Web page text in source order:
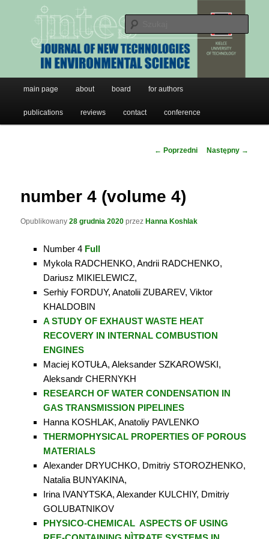
Przeskocz
Journal of New Technologies in
Environmental Science
JNTES
main page about board for authors
publications reviews contact conference
Nawigacja
← Poprzedni Następny →
number 4 (volume 4)
Opublikowany28 grudnia 2020 przez Hanna Koshlak
Number 4 Full
Mykola RADCHENKO, Andrii RADCHENKO,
Dariusz MIKIELEWICZ,
Serhiy FORDUY, Anatolii ZUBAREV, Viktor
KHALDOBIN
A STUDY OF EXHAUST WASTE HEAT
RECOVERY IN INTERNAL COMBUSTION
ENGINES
Maciej KOTUŁA, Aleksander SZKAROWSKI,
Aleksandr CHERNYKH
RESEARCH OF WATER CONDENSATION IN
GAS TRANSMISSION PIPELINES
Hanna KOSHLAK, Anatoliy PAVLENKO
THERMOPHYSICAL PROPERTIES OF POROUS
MATERIALS
Alexander DRYUCHKO, Dmitriy STOROZHENKO,
Natalia BUNYAKINA,
Irina IVANYTSKA, Alexander KULCHIY, Dmitriy
GOLUBATNIKOV
PHYSICO-CHEMICAL ASPECTS OF USING